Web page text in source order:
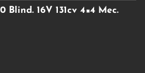
Blind. 16V 131cv 4×4 Mec.